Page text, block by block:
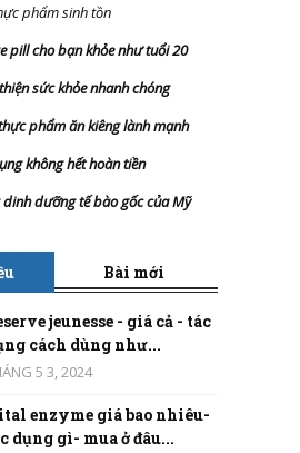
phẩm sinh tồn
pill cho bạn khỏe như tuổi 20
sức khỏe nhanh chóng
phẩm ăn kiêng lành mạnh
không hết hoàn tiền
dinh dưỡng tế bào gốc của Mỹ
Bài mới
jeunesse - giá cả - tác
cách dùng như...
5 3, 2024
enzyme giá bao nhiêu-
dụng gì- mua ở đâu...